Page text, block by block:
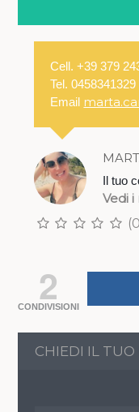
Cell. +39 379
Tel. 0458341329
Email
Il tuo
Vedi i
2
CONDIVISIONI
CHIEDI IL TUO